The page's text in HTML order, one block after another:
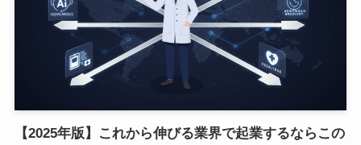
【2025年版】これから伸びる業界で起業するならこの